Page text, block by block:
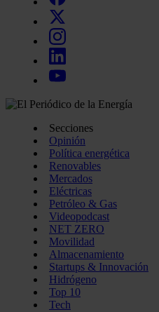
Secciones
Opinión
Política energética
Renovables
Mercados
Eléctricas
Petróleo & Gas
Videopodcast
NET ZERO
Movilidad
Almacenamiento
Startups & Innovación
Hidrógeno
Top 10
Tech